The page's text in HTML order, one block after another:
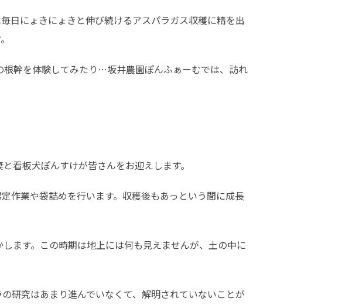
日にょきにょきと伸び続けるアスパラガス収穫に精を出
幹を体験してみたり…坂井農園ぽんふぁーむでは、訪れ
看板犬ぽんすけが皆さんをお迎えします。
作業や袋詰めを行います。収穫後もあっという間に成長
ます。この時期は地上には何も見えませんが、土の中に
研究はあまり進んでいなくて、解明されていないことが